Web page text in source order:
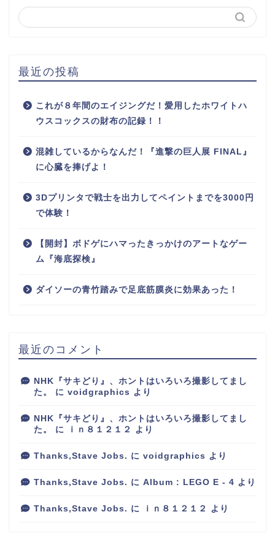
最近の投稿
これが８年間のエイジングだ！愛用したホワイトハ
ウスコックスの財布の記録！！
混雑しているからなんだ！『進撃の巨人展 FINAL』
に心臓を捧げよ！
3Dプリンタで戦士を出力してペイントまでを3000円
で体験！
【開封】ボドゲにハマったきっかけのアートなゲー
ム『海底探検』
ダイソーの青竹踏みで足底筋膜炎に効果あった！
最近のコメント
NHK『サキどり』、ホントはいろいろ撮影してまし
た。
に voidgraphics より
NHK『サキどり』、ホントはいろいろ撮影してまし
た。
に ｉｎ８１２１２ より
Thanks,Stave Jobs. に voidgraphics より
Thanks,Stave Jobs. に Album : LEGO E - 4 より
Thanks,Stave Jobs. に ｉｎ８１２１２ より